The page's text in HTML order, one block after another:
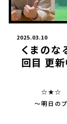
2025.03.10
くまのな
回目 更新
☆★☆ 元
～明日の